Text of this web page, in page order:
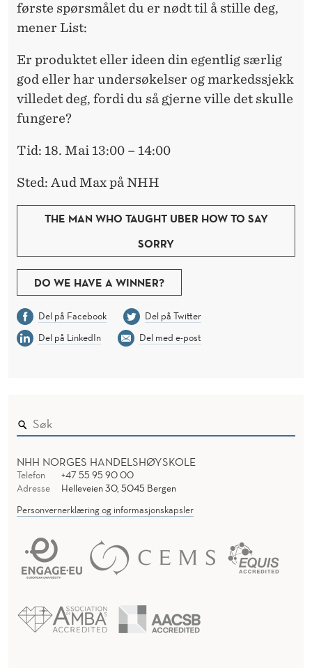
første spørsmålet du er nødt til å stille deg,
mener List:
Er produktet eller ideen din egentlig særlig
god eller har undersøkelser og markedssjekk
villedet deg, fordi du så gjerne ville det skulle
fungere?
Tid: 18. Mai 13:00 – 14:00
Sted: Aud Max på NHH
THE MAN WHO TAUGHT UBER HOW TO SAY
SORRY
DO WE HAVE A WINNER?
Del på Facebook
Del på Twitter
Del på LinkedIn
Del med e-post
NHH NORGES HANDELSHØYSKOLE
Telefon
+47 55 95 90 00
Adresse
Helleveien 30, 5045 Bergen
Personvernerklæring og informasjonskapsler